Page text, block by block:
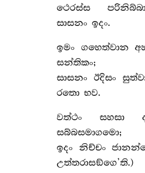
ථෙරස්ස
සාසනං ඉදං.
ඉමං ගහෙත්වාන
සන්තිකං;
සාසනං ඊදිසං
රතො භව.
වත්ථං සහසා
සබ්බසමාගමො;
ඉදං නිච්චං
උත්තරාසඞ්ගෙ’ති.)